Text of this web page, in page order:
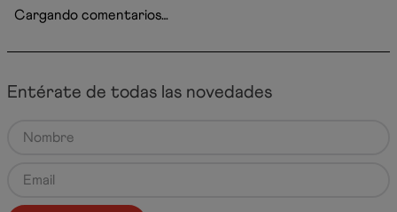
Cargando comentarios…
Entérate de todas las novedades